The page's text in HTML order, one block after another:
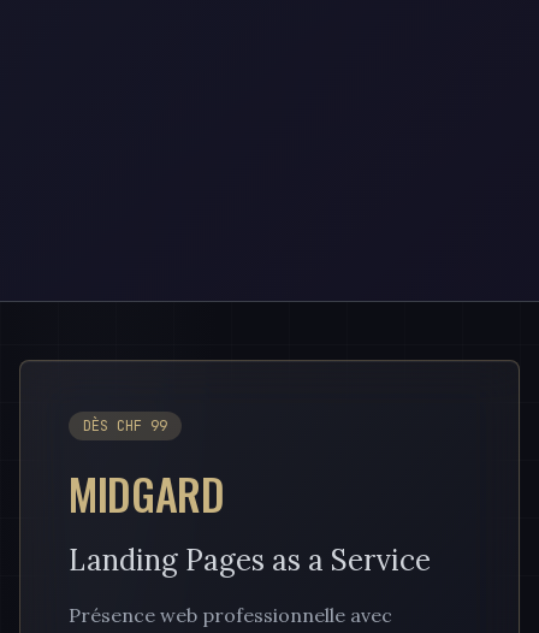
DÈS CHF 99
MIDGARD
Landing Pages as a Service
Présence web professionnelle avec